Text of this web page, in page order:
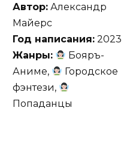
Автор: Александр
Майерс
Год написания: 2023
Жанры:
Бояръ-
Аниме,
Городское
фэнтези,
Попаданцы